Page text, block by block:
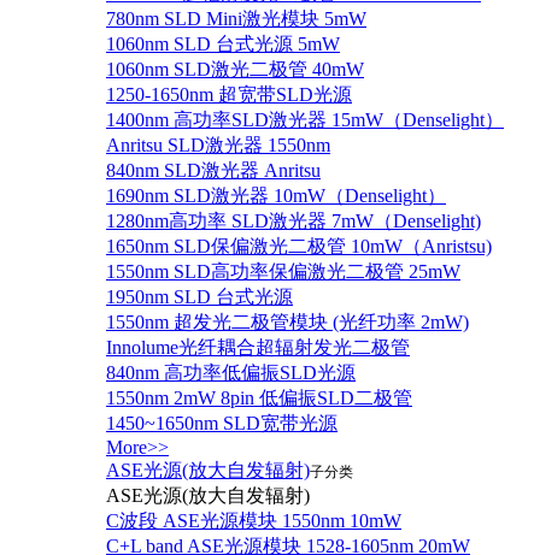
780nm SLD Mini激光模块 5mW
1060nm SLD 台式光源 5mW
1060nm SLD激光二极管 40mW
1250-1650nm 超宽带SLD光源
1400nm 高功率SLD激光器 15mW（Denselight）
Anritsu SLD激光器 1550nm
840nm SLD激光器 Anritsu
1690nm SLD激光器 10mW（Denselight）
1280nm高功率 SLD激光器 7mW（Denselight)
1650nm SLD保偏激光二极管 10mW（Anristsu)
1550nm SLD高功率保偏激光二极管 25mW
1950nm SLD 台式光源
1550nm 超发光二极管模块 (光纤功率 2mW)
Innolume光纤耦合超辐射发光二极管
840nm 高功率低偏振SLD光源
1550nm 2mW 8pin 低偏振SLD二极管
1450~1650nm SLD宽带光源
More>>
ASE光源(放大自发辐射)子分类
ASE光源(放大自发辐射)
C波段 ASE光源模块 1550nm 10mW
C+L band ASE光源模块 1528-1605nm 20mW